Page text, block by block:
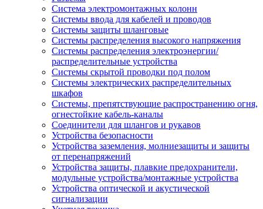
Система электромонтажных колонн
Системы ввода для кабелей и проводов
Системы защиты шланговые
Системы распределения высокого напряжения
Системы распределения электроэнергии/
распределительные устройства
Системы скрытой проводки под полом
Системы электрических распределительных
шкафов
Системы, препятствующие распространению огня,
огнестойкие кабель-каналы
Соединители для шлангов и рукавов
Устройства безопасности
Устройства заземления, молниезащиты и защиты
от перенапряжений
Устройства защиты, плавкие предохранители,
модульные устройства/монтажные устройства
Устройства оптической и акустической
сигнализации